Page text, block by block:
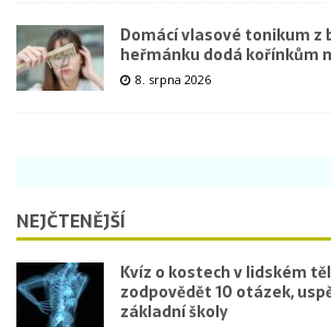
Domácí vlasové tonikum z
heřmánku dodá kořínkům
8. srpna 2026
NEJČTENĚJŠÍ
Kvíz o kostech v lidském
zodpovědět 10 otázek,
základní školy